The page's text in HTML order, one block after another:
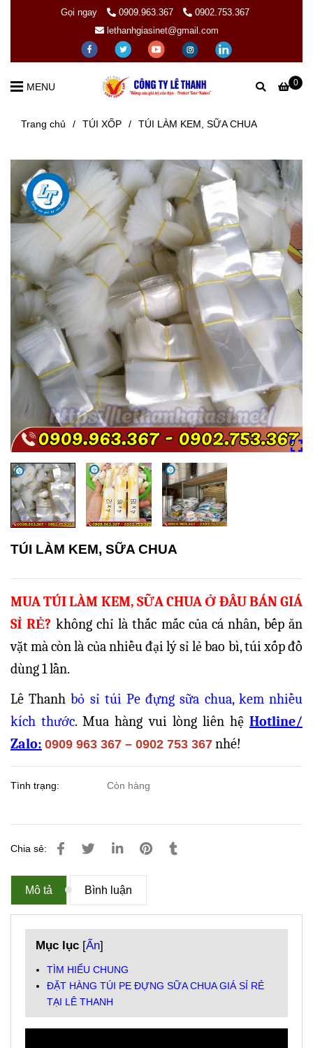
Gọi ngay 0909.963.367
0902.753.367
lethanhgiasinet@gmail.com
0
MENU
Trang chủ / TÚI XỐP / TÚI LÀM KEM, SỮA CHUA
TÚI LÀM KEM, SỮA CHUA
MUA TÚI LÀM KEM, SỮA CHUA Ở ĐÂU BÁN GIÁ
SỈ RẺ? không chỉ là thắc mắc của cá nhân, bếp ăn
vặt mà còn là của nhiều đại lý sỉ lẻ bao bì, túi xốp đồ
dùng 1 lần.
Lê Thanhbỏ sỉ túi Pe đựng sữa chua, kem nhiều
kích thước. Mua hàng vui lòng liên hệ Hotline/
Zalo: 0909 963 367 – 0902 753 367 nhé!
Tình trạng: Còn hàng
Chia sẻ:
Mô tả Bình luận
Mục lục [Ẩn]
TÌM HIỂU CHUNG
ĐẶT HÀNG TÚI PE ĐỰNG SỮA CHUA GIÁ SỈ RẺ
TẠI LÊ THANH